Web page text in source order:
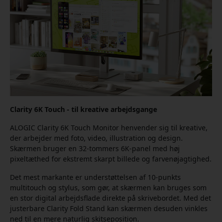
Clarity 6K Touch - til kreative arbejdsgange
ALOGIC Clarity 6K Touch Monitor henvender sig til kreative,
der arbejder med foto, video, illustration og design.
Skærmen bruger en 32-tommers 6K-panel med høj
pixeltæthed for ekstremt skarpt billede og farvenøjagtighed.
Det mest markante er understøttelsen af 10-punkts
multitouch og stylus, som gør, at skærmen kan bruges som
en stor digital arbejdsflade direkte på skrivebordet. Med det
justerbare Clarity Fold Stand kan skærmen desuden vinkles
ned til en mere naturlig skitseposition.